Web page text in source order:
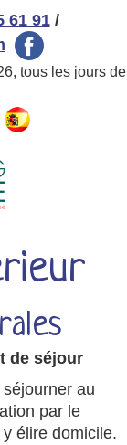
61 91/
tous les jours de
de séjour
au
par le
élire domicile.